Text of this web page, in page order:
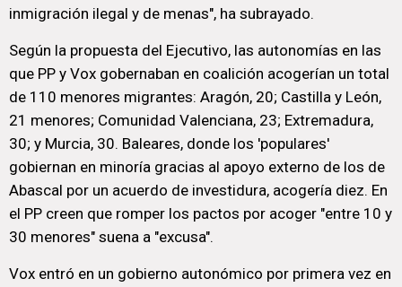
inmigración ilegal y de menas", ha subrayado.
Según la propuesta del Ejecutivo, las autonomías en las
que PP y Vox gobernaban en coalición acogerían un total
de 110 menores migrantes: Aragón, 20; Castilla y León,
21 menores; Comunidad Valenciana, 23; Extremadura,
30; y Murcia, 30. Baleares, donde los 'populares'
gobiernan en minoría gracias al apoyo externo de los de
Abascal por un acuerdo de investidura, acogería diez. En
el PP creen que romper los pactos por acoger "entre 10 y
30 menores" suena a "excusa".
Vox entró en un gobierno autonómico por primera vez en